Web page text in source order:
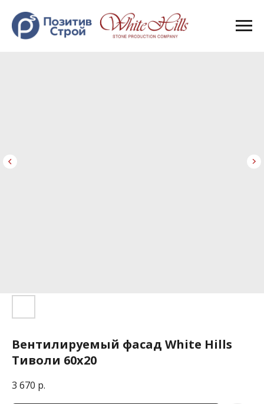
Вентилируемый фасад White Hills
Тиволи 60х20
3 670 р.